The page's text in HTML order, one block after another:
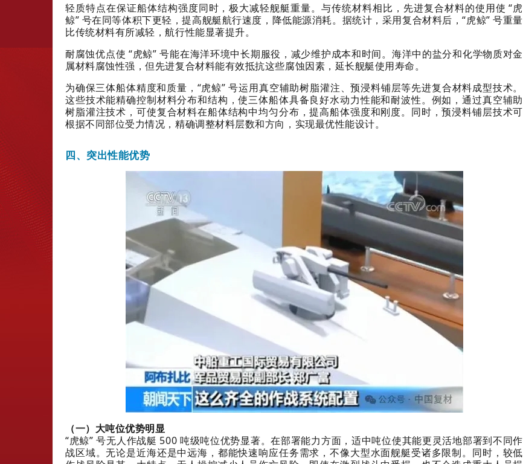
轻质特点在保证船体结构强度同时，极大减轻舰艇重量。与传统材料相比，先进复合材料的使用使 “虎
鲸” 号在同等体积下更轻，提高舰艇航行速度，降低能源消耗。据统计，采用复合材料后，“虎鲸” 号重量
比传统材料有所减轻，航行性能显著提升。
耐腐蚀优点使 “虎鲸” 号能在海洋环境中长期服役，减少维护成本和时间。海洋中的盐分和化学物质对金
属材料腐蚀性强，但先进复合材料能有效抵抗这些腐蚀因素，延长舰艇使用寿命。
为确保三体船体精度和质量，“虎鲸” 号运用真空辅助树脂灌注、预浸料铺层等先进复合材料成型技术。
这些技术能精确控制材料分布和结构，使三体船体具备良好水动力性能和耐波性。例如，通过真空辅助
树脂灌注技术，可使复合材料在船体结构中均匀分布，提高船体强度和刚度。同时，预浸料铺层技术可
根据不同部位受力情况，精确调整材料层数和方向，实现最优性能设计。
四、突出性能优势
（一）大吨位优势明显
“虎鲸” 号无人作战艇 500 吨级吨位优势显著。在部署能力方面，适中吨位使其能更灵活地部署到不同作
战区域。无论是近海还是中远海，都能快速响应任务需求，不像大型水面舰艇受诸多限制。同时，较低